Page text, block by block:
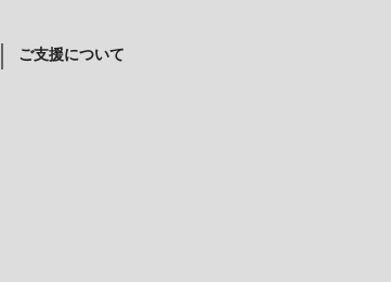
ご支援について